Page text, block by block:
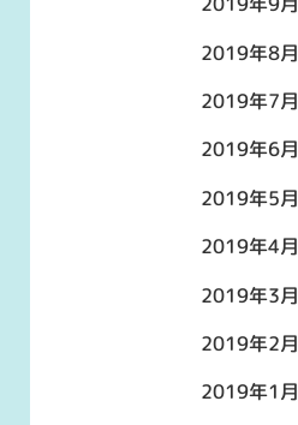
2019年8月
2019年7月
2019年6月
2019年5月
2019年4月
2019年3月
2019年2月
2019年1月